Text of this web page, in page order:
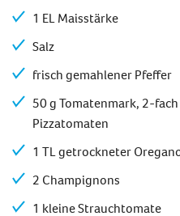
1 EL Maisstärke
Salz
frisch gemahlener Pfeffer
50 g Tomatenmark, 2-
Pizzatomaten
1 TL getrockneter
2 Champignons
1 kleine Strauchtomate